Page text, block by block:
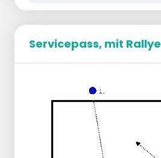
Servicepass, mit Rallye